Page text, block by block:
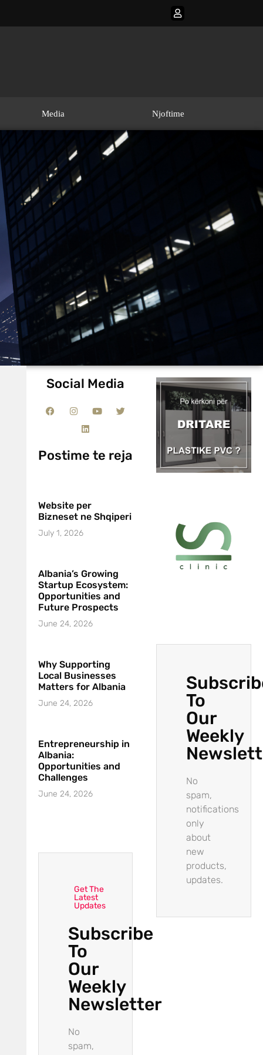
Media Njoftime
Social Media
Postime te reja
Website per
Bizneset ne Shqiperi
July 1, 2026
Albania’s Growing
Startup Ecosystem:
Opportunities and
Future Prospects
June 24, 2026
Why Supporting
Local Businesses
Matters for Albania
June 24, 2026
Entrepreneurship in
Albania:
Opportunities and
Challenges
June 24, 2026
Get The
Latest
Updates
Subscribe
To
Our
Weekly
Newsletter
No
spam,
To
Our
Weekly
No
spam,
notifications
only
about
new
products,
updates.